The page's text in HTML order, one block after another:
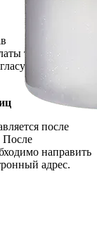
товара, наш
дату и
после
После
направить
адрес.